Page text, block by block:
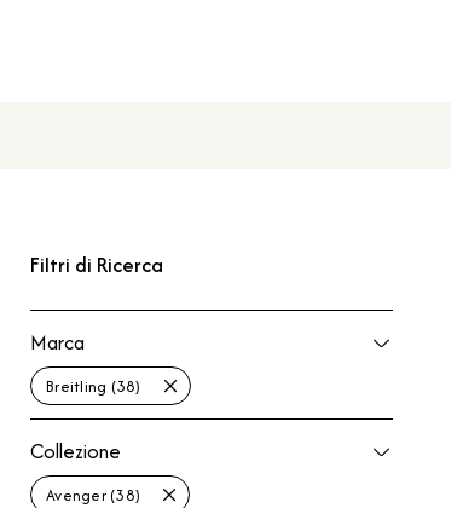
Filtri di Ricerca
Marca
Breitling (38)
Marca
Collezione
Avenger (38)
Collezione